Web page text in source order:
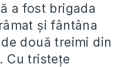
a fost brigada
și fântâna
două treimi din
Cu tristețe